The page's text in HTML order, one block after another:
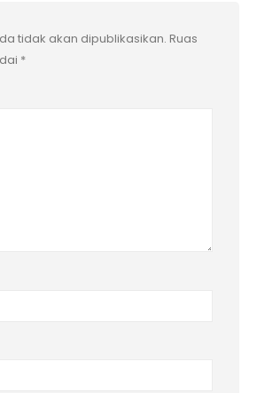
tidak akan dipublikasikan. Ruas
*